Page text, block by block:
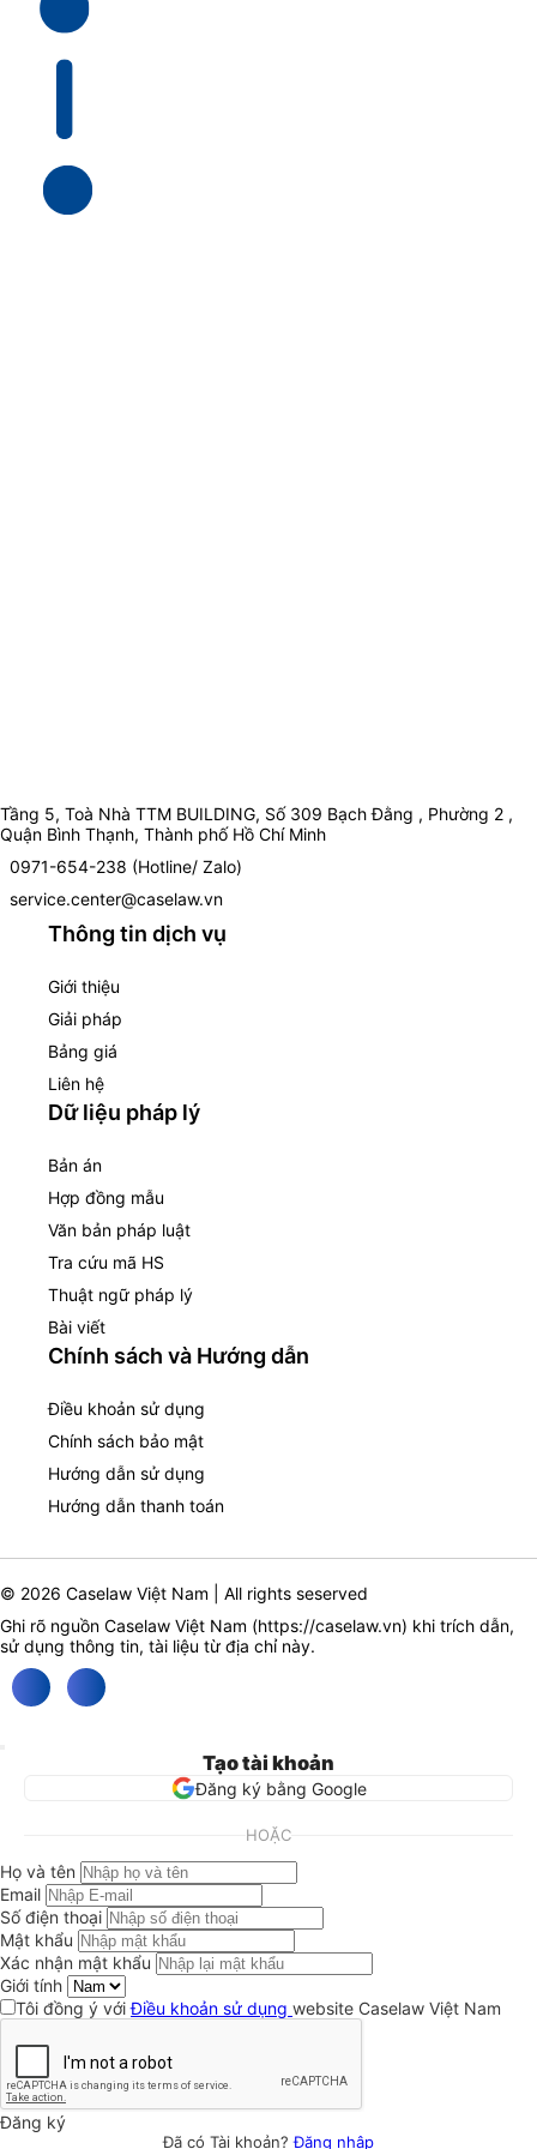
Tầng 5, Toà Nhà TTM BUILDING, Số 309 Bạch Đằng , Phường 2 ,
Quận Bình Thạnh, Thành phố Hồ Chí Minh
0971-654-238 (Hotline/ Zalo)
service.center@caselaw.vn
Thông tin dịch vụ
Giới thiệu
Giải pháp
Bảng giá
Liên hệ
Dữ liệu pháp lý
Bản án
Hợp đồng mẫu
Văn bản pháp luật
Tra cứu mã HS
Thuật ngữ pháp lý
Bài viết
Chính sách và Hướng dẫn
Điều khoản sử dụng
Chính sách bảo mật
Hướng dẫn sử dụng
Hướng dẫn thanh toán
© 2026 Caselaw Việt Nam | All rights seserved
Ghi rõ nguồn Caselaw Việt Nam (https://caselaw.vn) khi trích dẫn,
sử dụng thông tin, tài liệu từ địa chỉ này.
Tạo tài khoản
Đăng ký bằng Google
HOẶC
Họ và tên
Email
Số điện thoại
Mật khẩu
Xác nhận mật khẩu
Giới tính
Tôi đồng ý vớiĐiều khoản sử dụng website Caselaw Việt Nam
Đăng ký
Đã có Tài khoản?Đăng nhập